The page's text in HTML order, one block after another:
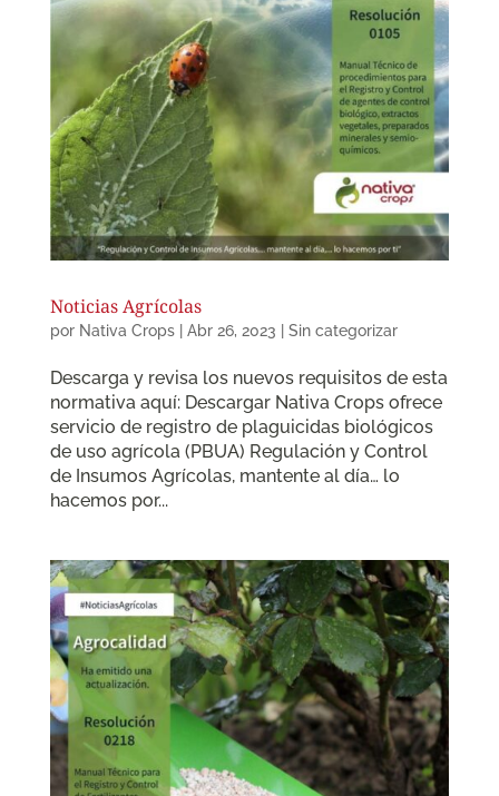
Noticias Agrícolas
por Nativa Crops| Abr 26, 2023 Sin categorizar
Descarga y revisa los nuevos requisitos de esta
normativa aquí: Descargar Nativa Crops ofrece
servicio de registro de plaguicidas biológicos
de uso agrícola (PBUA) Regulación y Control
de Insumos Agrícolas, mantente al día… lo
hacemos por...